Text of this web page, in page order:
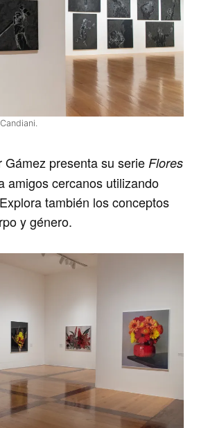
Gámez presenta su serie Flores
amigos cercanos utilizando
también los conceptos
y género.